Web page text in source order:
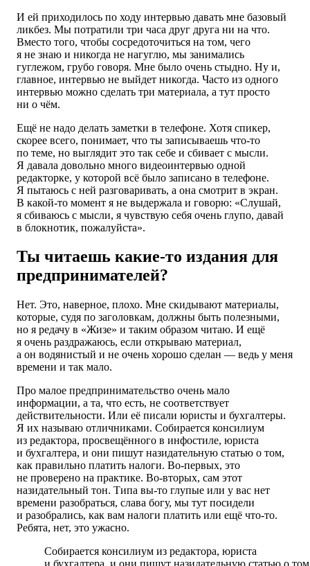
И ей приходилось по ходу интервью давать мне базовый
ликбез. Мы потратили три часа друг друга ни на что.
Вместо того, чтобы сосредоточиться на том, чего
я не знаю и никогда не нагуглю, мы занимались
гуглежом, грубо говоря. Мне было очень стыдно. Ну и,
главное, интервью не выйдет никогда. Часто из одного
интервью можно сделать три материала, а тут просто
ни о чём.
Ещё не надо делать заметки в телефоне. Хотя спикер,
скорее всего, понимает, что ты записываешь что-то
по теме, но выглядит это так себе и сбивает с мысли.
Я давала довольно много видеоинтервью одной
редакторке, у которой всё было записано в телефоне.
Я пытаюсь с ней разговаривать, а она смотрит в экран.
В какой-то момент я не выдержала и говорю: «Слушай,
я сбиваюсь с мысли, я чувствую себя очень глупо, давай
в блокнотик, пожалуйста».
Ты читаешь какие-то издания для
предпринимателей?
Нет. Это, наверное, плохо. Мне скидывают материалы,
которые, судя по заголовкам, должны быть полезными,
но я редачу в «Жизе» и таким образом читаю. И ещё
я очень раздражаюсь, если открываю материал,
а он водянистый и не очень хорошо сделан — ведь у меня
времени и так мало.
Про малое предпринимательство очень мало
информации, а та, что есть, не соответствует
действительности. Или её писали юристы и бухгалтеры.
Я их называю отличниками. Собирается консилиум
из редактора, просвещённого в инфостиле, юриста
и бухгалтера, и они пишут назидательную статью о том,
как правильно платить налоги. Во-первых, это
не проверено на практике. Во-вторых, сам этот
назидательный тон. Типа вы-то глупые или у вас нет
времени разобраться, слава богу, мы тут посидели
и разобрались, как вам налоги платить или ещё что-то.
Ребята, нет, это ужасно.
Собирается консилиум из редактора, юриста